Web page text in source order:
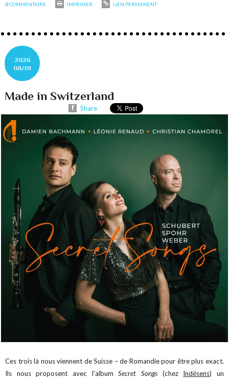
0COMMENTAIRE IMPRIMER LIEN PERMANENT
2026
08/01
Made in Switzerland
Share
Ces trois là nous viennent de Suisse – de Romandie pour être plus exact.
Ils nous proposent avec l'albumSecret Songs(chez Indésens) un